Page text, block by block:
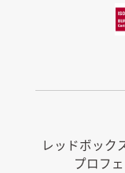
レッドボック
プロフ